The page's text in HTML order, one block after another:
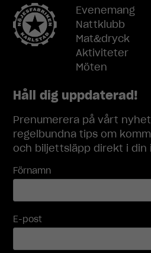
Evenemang
Nattklubb
Mat&dryck
Aktiviteter
Möten
Håll dig uppdaterad!
Prenumerera på vårt
regelbundna tips om
och biljettsläpp direkt i din
Förnamn
E-post